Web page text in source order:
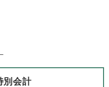
別会計